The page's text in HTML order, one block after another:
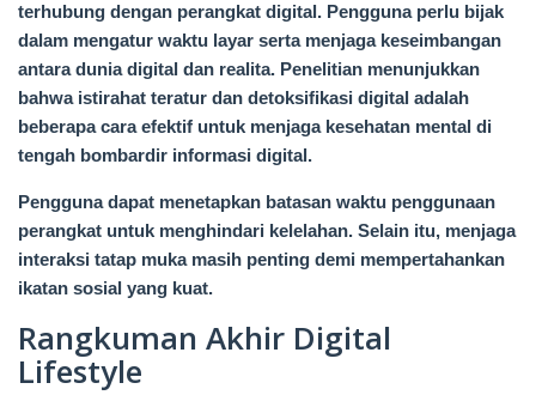
terhubung dengan perangkat digital. Pengguna perlu bijak
dalam mengatur waktu layar serta menjaga keseimbangan
antara dunia digital dan realita. Penelitian menunjukkan
bahwa istirahat teratur dan detoksifikasi digital adalah
beberapa cara efektif untuk menjaga kesehatan mental di
tengah bombardir informasi digital.
Pengguna dapat menetapkan batasan waktu penggunaan
perangkat untuk menghindari kelelahan. Selain itu, menjaga
interaksi tatap muka masih penting demi mempertahankan
ikatan sosial yang kuat.
Rangkuman Akhir Digital
Lifestyle